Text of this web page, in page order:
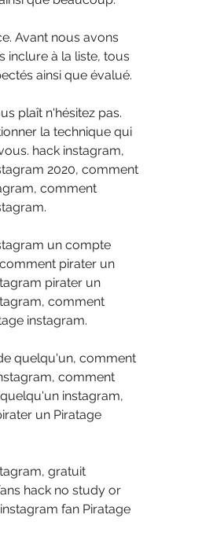
Avant nous avons
inclure à la liste, tous
ainsi que évalué.
plaît n'hésitez pas.
la technique qui
hack instagram,
2020, comment
comment
un compte
pirater un
pirater un
comment
instagram.
quelqu'un, comment
comment
instagram,
un Piratage
gratuit
hack no study or
fan Piratage